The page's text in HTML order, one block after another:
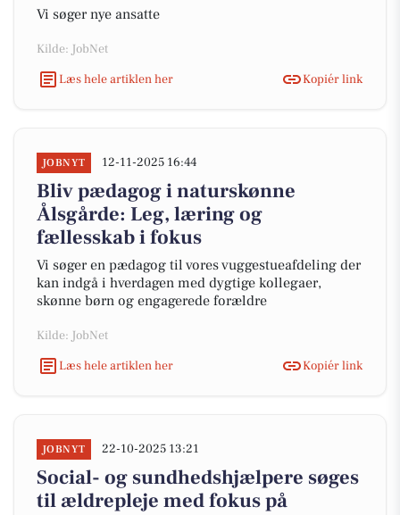
Vi søger nye ansatte
Kilde: JobNet
Læs hele artiklen her
Kopiér link
JOBNYT 12-11-2025 16:44
Bliv pædagog i naturskønne
Ålsgårde: Leg, læring og
fællesskab i fokus
Vi søger en pædagog til vores vuggestueafdeling der
kan indgå i hverdagen med dygtige kollegaer,
skønne børn og engagerede forældre
Kilde: JobNet
Læs hele artiklen her
Kopiér link
JOBNYT 22-10-2025 13:21
Social- og sundhedshjælpere søges
til ældrepleje med fokus på